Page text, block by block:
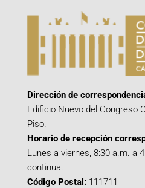
Dirección de
Edificio Nuevo del Congreso
Piso.
Horario de recepción
Lunes a viernes, 8:30 a.m. a
continua.
Código Postal: 111711